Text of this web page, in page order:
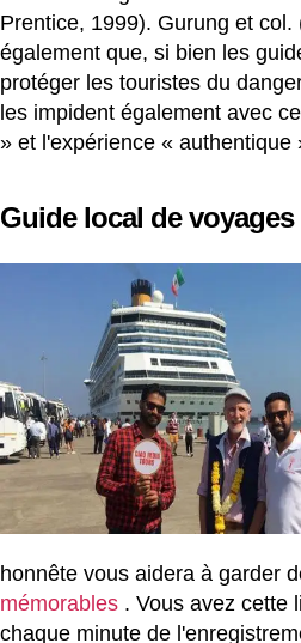
Prentice, 1999). Gurung et col.
également que, si bien les
protéger les touristes du
les impident également avec
» et l'expérience « authentique
Guide local de voyages
honnête vous aidera à garder
mémorables . Vous avez cette
chaque minute de